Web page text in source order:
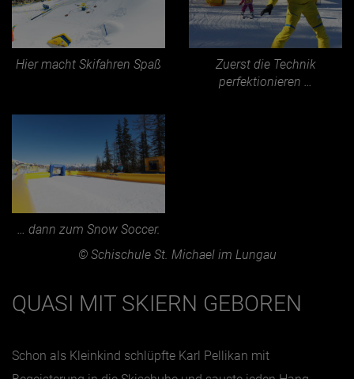
Hier macht Skifahren Spaß
Zuerst die Technik
perfektionieren …
… dann zum Snow Soccer.
© Schischule St. Michael im Lungau
QUASI MIT SKIERN GEBOREN
Schon als Kleinkind schlüpfte Karl Pellikan mit